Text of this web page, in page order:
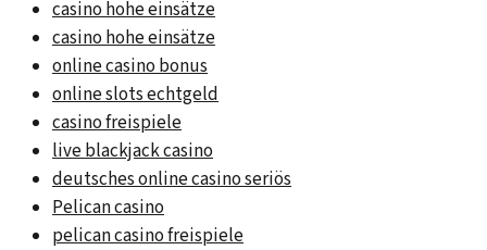
casino hohe einsätze
casino hohe einsätze
online casino bonus
online slots echtgeld
casino freispiele
live blackjack casino
deutsches online casino seriös
Pelican casino
pelican casino freispiele